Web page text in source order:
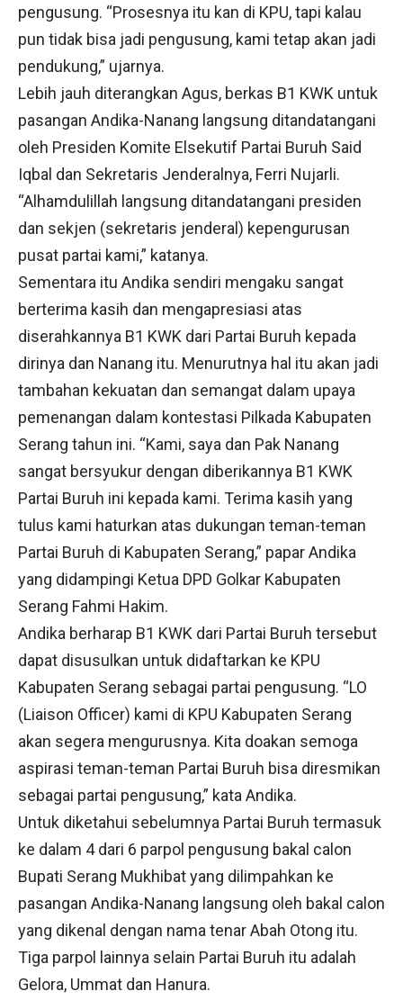
pengusung. “Prosesnya itu kan di KPU, tapi kalau
pun tidak bisa jadi pengusung, kami tetap akan jadi
pendukung,” ujarnya.
Lebih jauh diterangkan Agus, berkas B1 KWK untuk
pasangan Andika-Nanang langsung ditandatangani
oleh Presiden Komite Elsekutif Partai Buruh Said
Iqbal dan Sekretaris Jenderalnya, Ferri Nujarli.
“Alhamdulillah langsung ditandatangani presiden
dan sekjen (sekretaris jenderal) kepengurusan
pusat partai kami,” katanya.
Sementara itu Andika sendiri mengaku sangat
berterima kasih dan mengapresiasi atas
diserahkannya B1 KWK dari Partai Buruh kepada
dirinya dan Nanang itu. Menurutnya hal itu akan jadi
tambahan kekuatan dan semangat dalam upaya
pemenangan dalam kontestasi Pilkada Kabupaten
Serang tahun ini. “Kami, saya dan Pak Nanang
sangat bersyukur dengan diberikannya B1 KWK
Partai Buruh ini kepada kami. Terima kasih yang
tulus kami haturkan atas dukungan teman-teman
Partai Buruh di Kabupaten Serang,” papar Andika
yang didampingi Ketua DPD Golkar Kabupaten
Serang Fahmi Hakim.
Andika berharap B1 KWK dari Partai Buruh tersebut
dapat disusulkan untuk didaftarkan ke KPU
Kabupaten Serang sebagai partai pengusung. “LO
(Liaison Officer) kami di KPU Kabupaten Serang
akan segera mengurusnya. Kita doakan semoga
aspirasi teman-teman Partai Buruh bisa diresmikan
sebagai partai pengusung,” kata Andika.
Untuk diketahui sebelumnya Partai Buruh termasuk
ke dalam 4 dari 6 parpol pengusung bakal calon
Bupati Serang Mukhibat yang dilimpahkan ke
pasangan Andika-Nanang langsung oleh bakal calon
yang dikenal dengan nama tenar Abah Otong itu.
Tiga parpol lainnya selain Partai Buruh itu adalah
Gelora, Ummat dan Hanura.